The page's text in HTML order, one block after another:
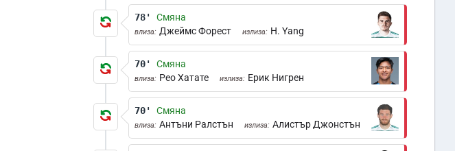
78' Смяна
влиза: Джеймс Форест излиза: H. Yang
70' Смяна
влиза: Рео Хатате излиза: Ерик Нигрен
70' Смяна
влиза: Антъни Ралстън излиза: Алистър Джонстън